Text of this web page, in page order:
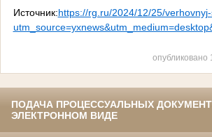
Источник:https://rg.ru/2024/12/25/
ПОДАЧА ПРОЦЕССУАЛЬНЫХ
ЭЛЕКТРОННОМ ВИДЕ